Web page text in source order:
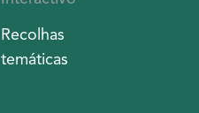
Recolhas
temáticas